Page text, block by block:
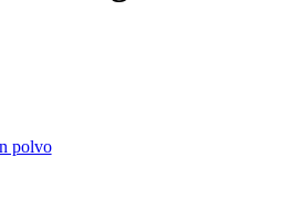
polvo